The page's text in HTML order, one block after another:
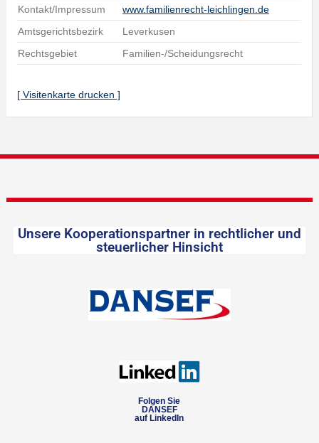
Kontakt/Impressum
www.familienrecht-leichlingen.de
Amtsgerichtsbezirk
Leverkusen
Rechtsgebiet
Familien-/Scheidungsrecht
[ Visitenkarte drucken ]
Unsere Kooperationspartner in rechtlicher und
steuerlicher Hinsicht
Folgen Sie
DANSEF
auf LinkedIn